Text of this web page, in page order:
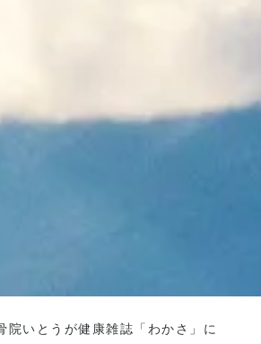
院いとうが健康雑誌「わかさ」に